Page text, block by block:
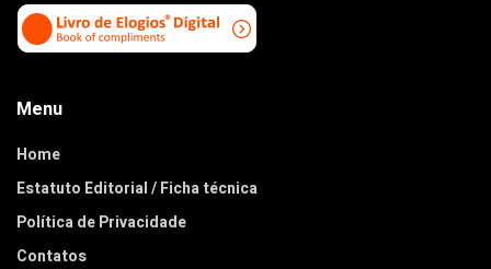
Menu
Home
Estatuto Editorial / Ficha técnica
Política de Privacidade
Contatos